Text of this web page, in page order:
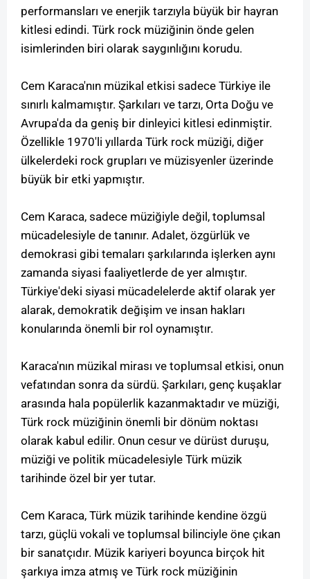
performansları ve enerjik tarzıyla büyük bir hayran
kitlesi edindi. Türk rock müziğinin önde gelen
isimlerinden biri olarak saygınlığını korudu.
Cem Karaca'nın müzikal etkisi sadece Türkiye ile
sınırlı kalmamıştır. Şarkıları ve tarzı, Orta Doğu ve
Avrupa'da da geniş bir dinleyici kitlesi edinmiştir.
Özellikle 1970'li yıllarda Türk rock müziği, diğer
ülkelerdeki rock grupları ve müzisyenler üzerinde
büyük bir etki yapmıştır.
Cem Karaca, sadece müziğiyle değil, toplumsal
mücadelesiyle de tanınır. Adalet, özgürlük ve
demokrasi gibi temaları şarkılarında işlerken aynı
zamanda siyasi faaliyetlerde de yer almıştır.
Türkiye'deki siyasi mücadelelerde aktif olarak yer
alarak, demokratik değişim ve insan hakları
konularında önemli bir rol oynamıştır.
Karaca'nın müzikal mirası ve toplumsal etkisi, onun
vefatından sonra da sürdü. Şarkıları, genç kuşaklar
arasında hala popülerlik kazanmaktadır ve müziği,
Türk rock müziğinin önemli bir dönüm noktası
olarak kabul edilir. Onun cesur ve dürüst duruşu,
müziği ve politik mücadelesiyle Türk müzik
tarihinde özel bir yer tutar.
Cem Karaca, Türk müzik tarihinde kendine özgü
tarzı, güçlü vokali ve toplumsal bilinciyle öne çıkan
bir sanatçıdır. Müzik kariyeri boyunca birçok hit
şarkıya imza atmış ve Türk rock müziğinin